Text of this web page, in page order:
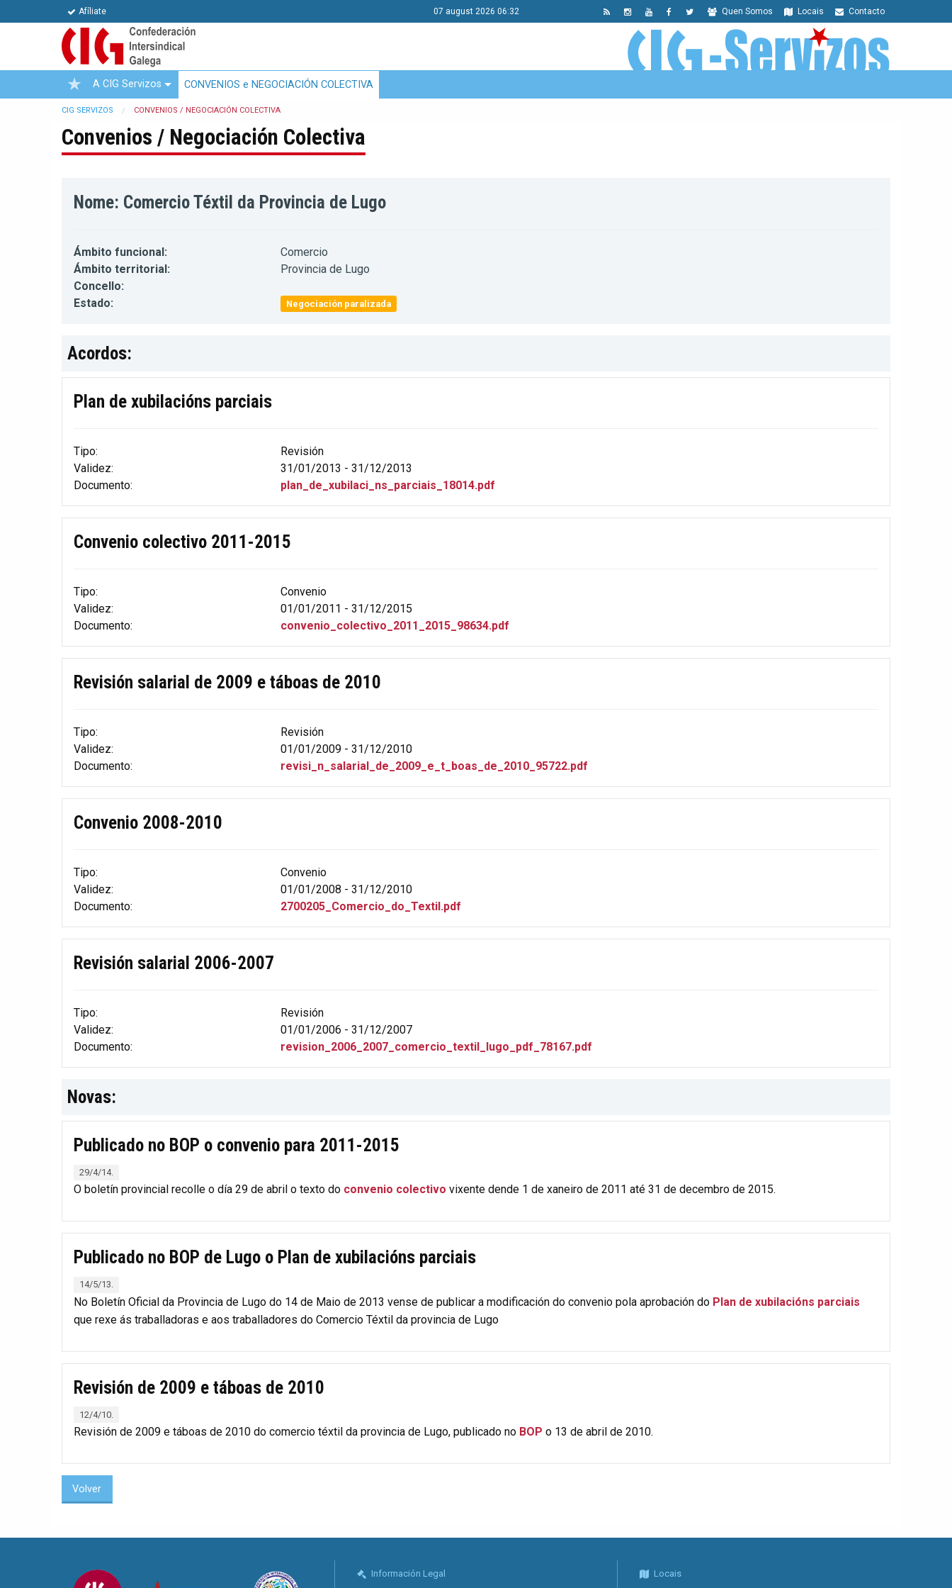
Afíliate 07 august 2026 06:32 Contacto
Locais
Quen Somos
A CIG Servizos CONVENIOS e NEGOCIACIÓN COLECTIVA
CIG SERVIZOS CONVENIOS / NEGOCIACIÓN COLECTIVA
Convenios / Negociación Colectiva
Nome: Comercio Téxtil da Provincia de Lugo
Ámbito funcional:
Comercio
Ámbito territorial:
Provincia de Lugo
Concello:
Estado:
Negociación paralizada
Acordos:
Plan de xubilacións parciais
Tipo:
Revisión
Validez:
31/01/2013 - 31/12/2013
Documento:
plan_de_xubilaci_ns_parciais_18014.pdf
Convenio colectivo 2011-2015
Tipo:
Convenio
Validez:
01/01/2011 - 31/12/2015
Documento:
convenio_colectivo_2011_2015_98634.pdf
Revisión salarial de 2009 e táboas de 2010
Tipo:
Revisión
Validez:
01/01/2009 - 31/12/2010
Documento:
revisi_n_salarial_de_2009_e_t_boas_de_2010_95722.pdf
Convenio 2008-2010
Tipo:
Convenio
Validez:
01/01/2008 - 31/12/2010
Documento:
2700205_Comercio_do_Textil.pdf
Revisión salarial 2006-2007
Tipo:
Revisión
Validez:
01/01/2006 - 31/12/2007
Documento:
revision_2006_2007_comercio_textil_lugo_pdf_78167.pdf
Novas:
Publicado no BOP o convenio para 2011-2015
29/4/14.
O boletín provincial recolle o día 29 de abril o texto do convenio colectivo vixente dende 1 de xaneiro de 2011 até 31 de decembro de 2015.
Publicado no BOP de Lugo o Plan de xubilacións parciais
14/5/13.
No Boletín Oficial da Provincia de Lugo do 14 de Maio de 2013 vense de publicar a modificación do convenio pola aprobación do Plan de xubilacións parciais
que rexe ás traballadoras e aos traballadores do Comercio Téxtil da provincia de Lugo
Revisión de 2009 e táboas de 2010
12/4/10.
Revisión de 2009 e táboas de 2010 do comercio téxtil da provincia de Lugo, publicado no BOP o 13 de abril de 2010.
Volver
Información Legal Locais